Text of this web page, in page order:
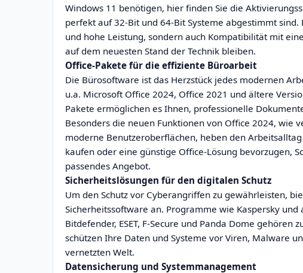
Windows 11 benötigen, hier finden Sie die
perfekt auf 32-Bit und 64-Bit Systeme abgestimmt
und hohe Leistung, sondern auch Kompatibilität mit
auf dem neuesten Stand der Technik bleiben.
Office-Pakete für die effiziente Büroarbeit
Die Bürosoftware ist das Herzstück jedes modernen
u.a. Microsoft Office 2024, Office 2021 und ältere
Pakete ermöglichen es Ihnen, professionelle
Besonders die neuen Funktionen von Office 2024, wie
moderne Benutzeroberflächen, heben den
kaufen oder eine günstige Office-Lösung bevorzugen,
passendes Angebot.
Sicherheitslösungen für den digitalen Schutz
Um den Schutz vor Cyberangriffen zu gewährleisten,
Sicherheitssoftware an. Programme wie Kaspersky
Bitdefender, ESET, F-Secure und Panda Dome gehören
schützen Ihre Daten und Systeme vor Viren, Malware
vernetzten Welt.
Datensicherung und Systemmanagement